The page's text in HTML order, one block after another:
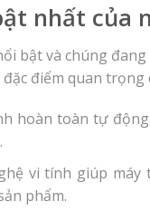
nhất của
bật và chúng
điểm quan trọng
hoàn toàn tự
vi tính giúp
phẩm.